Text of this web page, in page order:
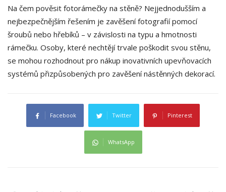
Na čem pověsit fotorámečky na stěně? Nejjednodušším a
nejbezpečnějším řešením je zavěšení fotografií pomocí
šroubů nebo hřebíků – v závislosti na typu a hmotnosti
rámečku. Osoby, které nechtějí trvale poškodit svou stěnu,
se mohou rozhodnout pro nákup inovativních upevňovacích
systémů přizpůsobených pro zavěšení nástěnných dekorací.
Facebook Twitter Pinterest
WhatsApp